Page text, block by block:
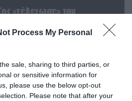
Process My Personal
sale, sharing to third parties, or
or sensitive information for
please use the below opt-out
Please note that after your
«τέλειωσε» τον
από τον ΣΚΑΪ – Ο λόγος της